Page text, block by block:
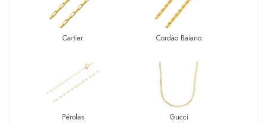
Cartier Cordão Baiano
Pérolas Gucci